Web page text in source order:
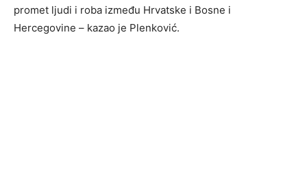
promet ljudi i roba između Hrvatske i Bosne i
Hercegovine – kazao je Plenković.